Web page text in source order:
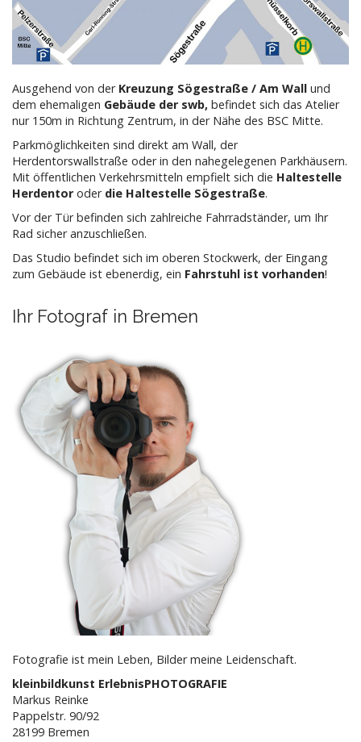
Ausgehend von der Kreuzung Sögestraße / Am Wall und
dem ehemaligen Gebäude der swb, befindet sich das Atelier
nur 150m in Richtung Zentrum, in der Nähe des BSC Mitte.
Parkmöglichkeiten sind direkt am Wall, der
Herdentorswallstraße oder in den nahegelegenen Parkhäusern.
Mit öffentlichen Verkehrsmitteln empfielt sich die Haltestelle
Herdentor oderdie Haltestelle Sögestraße.
Vor der Tür befinden sich zahlreiche Fahrradständer, um Ihr
Rad sicher anzuschließen.
Das Studio befindet sich im oberen Stockwerk, der Eingang
zum Gebäude ist ebenerdig, ein Fahrstuhl ist vorhanden!
Ihr Fotograf in Bremen
Fotografie ist mein Leben, Bilder meine Leidenschaft.
kleinbildkunst ErlebnisPHOTOGRAFIE
Markus Reinke
Pappelstr. 90/92
28199 Bremen